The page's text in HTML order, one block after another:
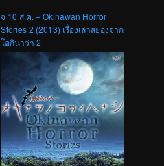
จ 10 ส.ค. – Okinawan Horror
Stories 2 (2013) เรื่องเล่าสยองจาก
โอกินาว่า 2